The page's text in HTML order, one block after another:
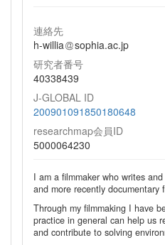
連絡先
h-willia
sophia.ac.jp
研究者番号
40338439
J-GLOBAL ID
200901091850180648
researchmap会員ID
5000064230
I am a filmmaker who writes
and more recently documentary
Through my filmmaking I have
practice in general can help us
and contribute to solving